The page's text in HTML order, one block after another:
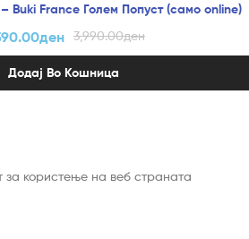
Buki France Голем Попуст (само online)
3,990.00ден
ден
Додај Во Кошница
за користење на веб страната